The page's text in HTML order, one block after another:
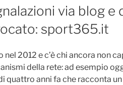
via blog e
sport365.it
nel 2012 e c’è chi ancora non
della rete: ad esempio
quattro anni fa che racconta